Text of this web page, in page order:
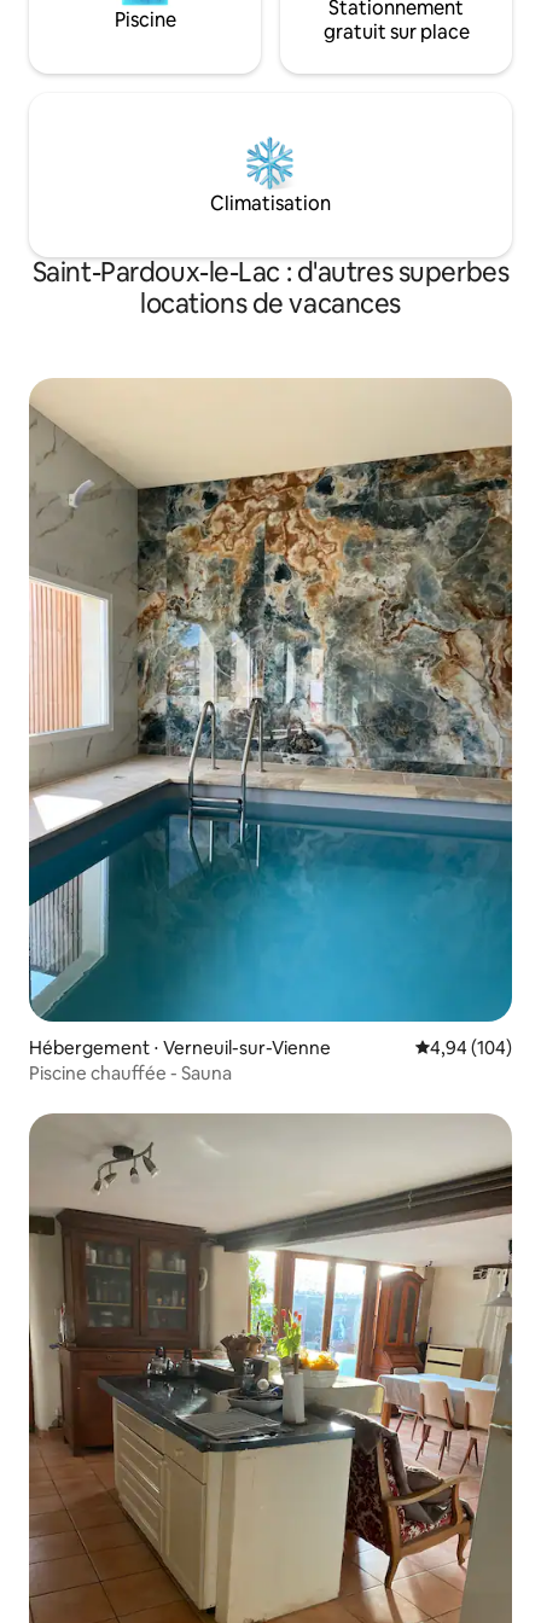
Piscine
Stationnement
gratuit sur place
Climatisation
Saint-Pardoux-le-Lac : d'autres superbes
locations de vacances
Hébergement ⋅ Verneuil-sur-Vienne Évaluation
4,94 (104)
Piscine chauffée - Sauna